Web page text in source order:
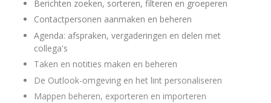
Berichten zoeken, sorteren, filteren en groeperen
Contactpersonen aanmaken en beheren
Agenda: afspraken, vergaderingen en delen met
collega's
Taken en notities maken en beheren
De Outlook-omgeving en het lint personaliseren
Mappen beheren, exporteren en importeren